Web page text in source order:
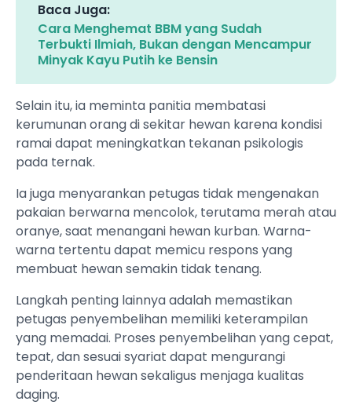
Baca Juga:
Cara Menghemat BBM yang Sudah
Terbukti Ilmiah, Bukan dengan Mencampur
Minyak Kayu Putih ke Bensin
Selain itu, ia meminta panitia membatasi
kerumunan orang di sekitar hewan karena kondisi
ramai dapat meningkatkan tekanan psikologis
pada ternak.
Ia juga menyarankan petugas tidak mengenakan
pakaian berwarna mencolok, terutama merah atau
oranye, saat menangani hewan kurban. Warna-
warna tertentu dapat memicu respons yang
membuat hewan semakin tidak tenang.
Langkah penting lainnya adalah memastikan
petugas penyembelihan memiliki keterampilan
yang memadai. Proses penyembelihan yang cepat,
tepat, dan sesuai syariat dapat mengurangi
penderitaan hewan sekaligus menjaga kualitas
daging.